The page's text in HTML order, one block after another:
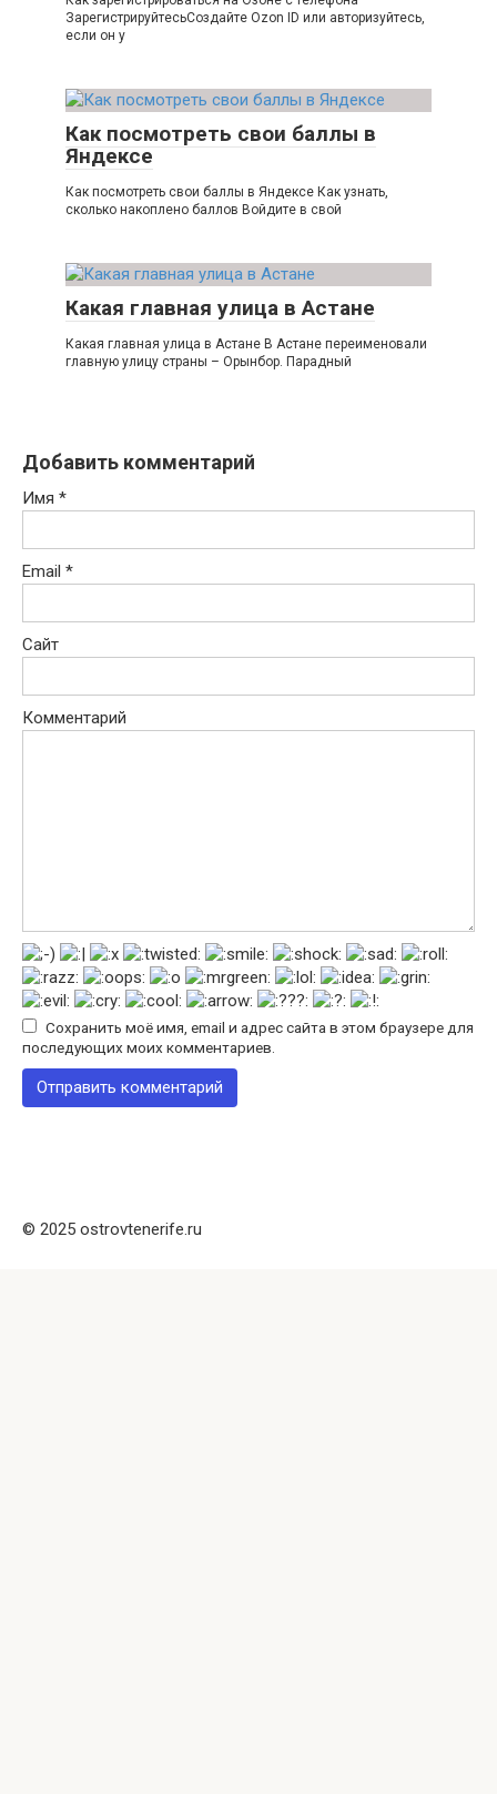
ЗарегистрируйтесьСоздайте Ozon ID или авторизуйтесь,
если он у
Как посмотреть свои баллы в
Яндексе
Как посмотреть свои баллы в Яндексе Как узнать,
сколько накоплено баллов Войдите в свой
Какая главная улица в Астане
Какая главная улица в Астане В Астане переименовали
главную улицу страны – Орынбор. Парадный
Добавить комментарий
Имя *
Email *
Сайт
Комментарий
Сохранить моё имя, email и адрес сайта в этом браузере для
последующих моих комментариев.
© 2025 ostrovtenerife.ru